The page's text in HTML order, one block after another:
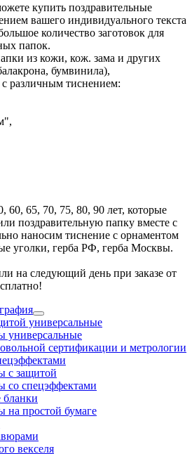
купить поздравительные
вашего индивидуального текста
количество заготовок для
папок.
из кожи, кож. зама и других
бумвинила),
различным тиснением:
60, 65, 70, 75, 80, 90 лет, которые
поздравительную папку вместе с
наносим тиснение с орнаментом
уголки, герба РФ, герба Москвы.
на следующий день при заказе от
универсальные
универсальные
сертификации и метрологии
с защитой
со спецэффектами
на простой бумаге
векселя